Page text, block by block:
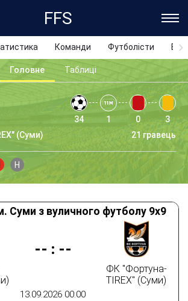
FFS
Команди Футболісти
Головне Таблиці
(Суми) 21 гравець
Н
34 1 0 3
13.09.2026 00:00
Суми з вуличного футболу 9х9
-- : --
ФК "Фортуна-
TIREX" (Суми)